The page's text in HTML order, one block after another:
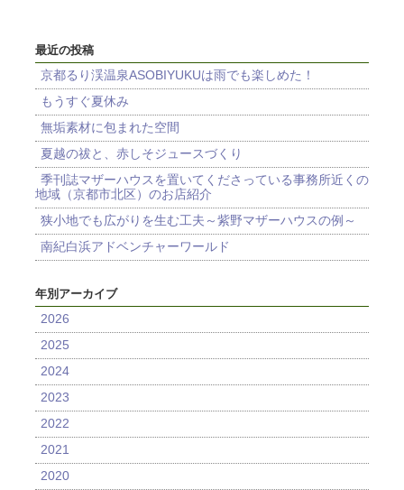
最近の投稿
京都るり渓温泉ASOBIYUKUは雨でも楽しめた！
もうすぐ夏休み
無垢素材に包まれた空間
夏越の祓と、赤しそジュースづくり
季刊誌マザーハウスを置いてくださっている事務所近くの
地域（京都市北区）のお店紹介
狭小地でも広がりを生む工夫～紫野マザーハウスの例～
南紀白浜アドベンチャーワールド
年別アーカイブ
2026
2025
2024
2023
2022
2021
2020